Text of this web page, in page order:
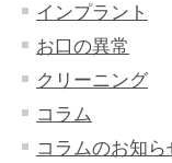
インプラント
お口の異常
クリーニング
コラム
コラムのお知ら